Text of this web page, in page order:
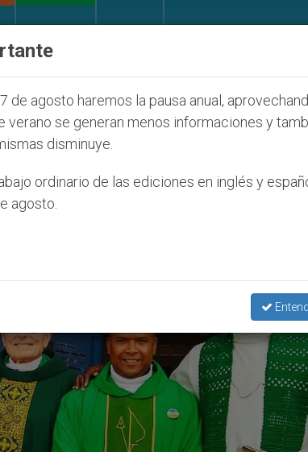
2027 ONU se pronuncia ante
de agosto haremos la pausa anual,
verano se generan menos informaciones y
disminuye.
ordinario de las ediciones en inglés y
agosto.